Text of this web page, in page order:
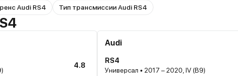
Audi RS4 Тип трансмиссии Audi RS4
4.8
Audi
RS4
Универсал • 2017 – 2020, IV (B9)